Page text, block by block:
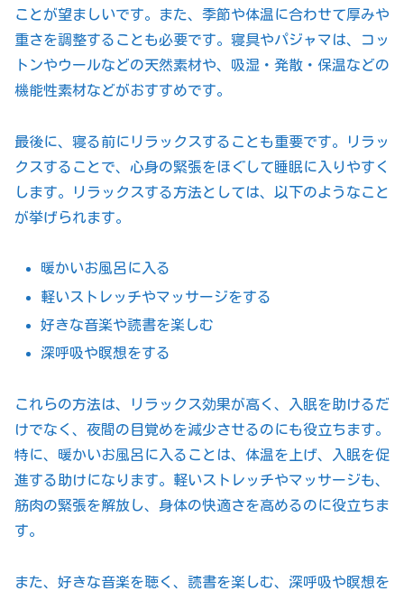
ことが望ましいです。また、季節や体温に合わせて厚みや
重さを調整することも必要です。寝具やパジャマは、コッ
トンやウールなどの天然素材や、吸湿・発散・保温などの
機能性素材などがおすすめです。
最後に、寝る前にリラックスすることも重要です。リラッ
クスすることで、心身の緊張をほぐして睡眠に入りやすく
します。リラックスする方法としては、以下のようなこと
が挙げられます。
暖かいお風呂に入る
軽いストレッチやマッサージをする
好きな音楽や読書を楽しむ
深呼吸や瞑想をする
これらの方法は、リラックス効果が高く、入眠を助けるだ
けでなく、夜間の目覚めを減少させるのにも役立ちます。
特に、暖かいお風呂に入ることは、体温を上げ、入眠を促
進する助けになります。軽いストレッチやマッサージも、
筋肉の緊張を解放し、身体の快適さを高めるのに役立ちま
す。
また、好きな音楽を聴く、読書を楽しむ、深呼吸や瞑想を